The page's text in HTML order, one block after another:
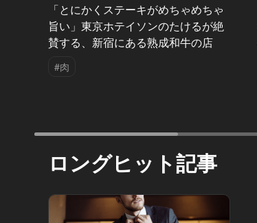
「とにかくステーキがめちゃめちゃ
旨い」東京ホテイソンのたけるが絶
賛する、新宿にある熟成和牛の店
#肉
ロングヒット記事